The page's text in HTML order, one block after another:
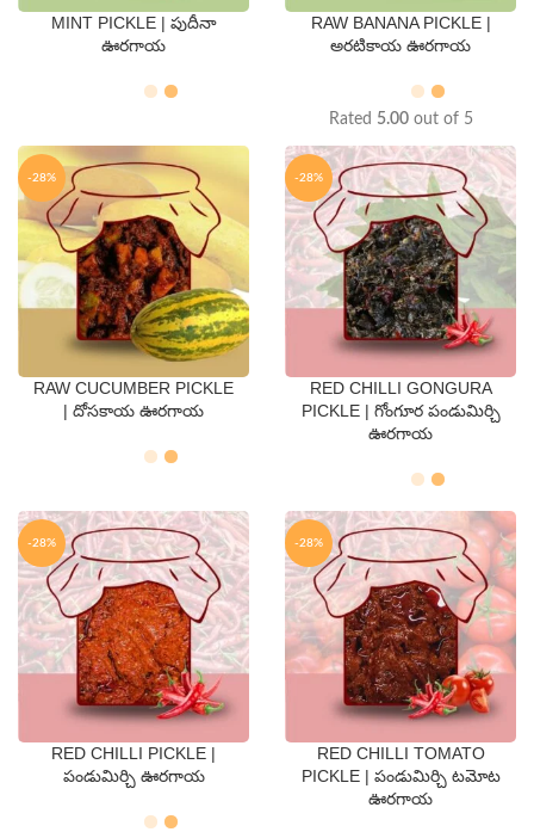
QTY
MINT PICKLE | పుదీనా
ఊరగాయ
QTY
RAW BANANA PICKLE |
అరటికాయ ఊరగాయ
Rated 5.00out of 5
-28%
QTY
RAW CUCUMBER PICKLE
| దోసకాయ ఊరగాయ
-28%
QTY
500 Gms
RED CHILLI GONGURA
PICKLE | గోంగూర పండుమిర్చి
ఊరగాయ
-28%
QTY
RED CHILLI PICKLE |
పండుమిర్చి ఊరగాయ
-28%
QTY
500 Gms
RED CHILLI TOMATO
PICKLE | పండుమిర్చి టమోట
ఊరగాయ